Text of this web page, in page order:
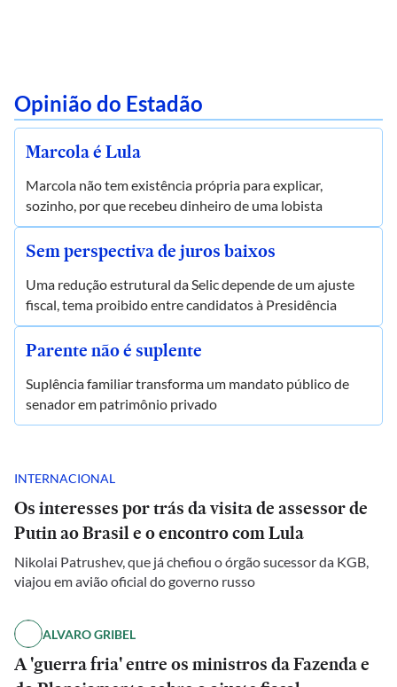
Opinião do Estadão
Marcola é Lula
Marcola não tem existência própria para explicar,
sozinho, por que recebeu dinheiro de uma lobista
Sem perspectiva de juros baixos
Uma redução estrutural da Selic depende de um ajuste
fiscal, tema proibido entre candidatos à Presidência
Parente não é suplente
Suplência familiar transforma um mandato público de
senador em patrimônio privado
INTERNACIONAL
Os interesses por trás da visita de assessor de
Putin ao Brasil e o encontro com Lula
Nikolai Patrushev, que já chefiou o órgão sucessor da KGB,
viajou em avião oficial do governo russo
ALVARO GRIBEL
A 'guerra fria' entre os ministros da Fazenda e